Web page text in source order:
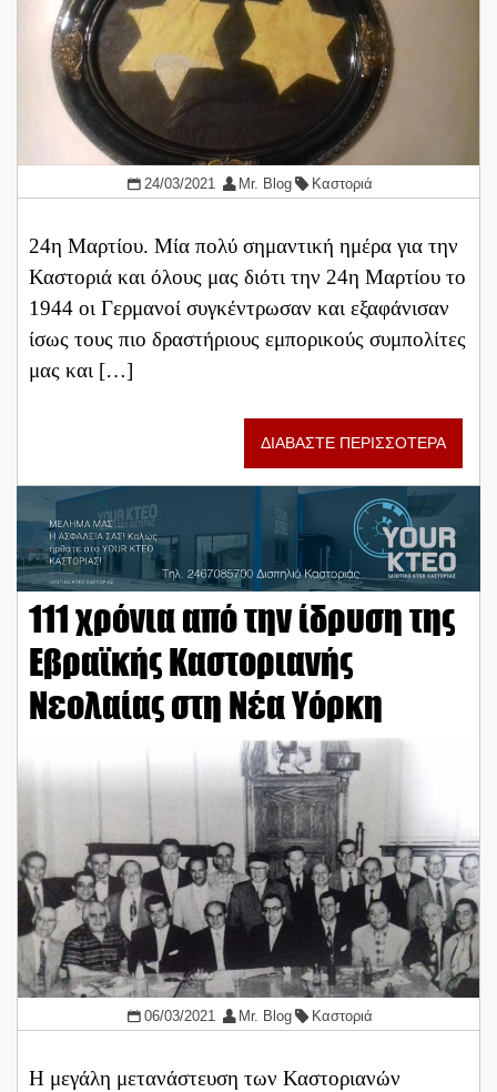
24/03/2021 Mr. Blog Καστοριά
24η Μαρτίου. Μία πολύ σημαντική ημέρα για την
Καστοριά και όλους μας διότι την 24η Μαρτίου το
1944 οι Γερμανοί συγκέντρωσαν και εξαφάνισαν
ίσως τους πιο δραστήριους εμπορικούς συμπολίτες
μας και […]
ΔΙΑΒΑΣΤΕ ΠΕΡΙΣΣΟΤΕΡΑ
111 χρόνια από την ίδρυση της
Εβραϊκής Καστοριανής
Νεολαίας στη Νέα Υόρκη
06/03/2021 Mr. Blog Καστοριά
Η μεγάλη μετανάστευση των Καστοριανών